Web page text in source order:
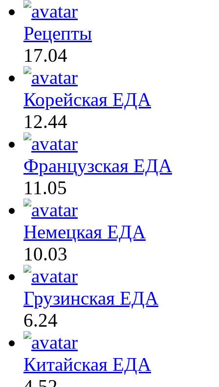
Рецепты
17.04
Корейская ЕДА
12.44
Французская ЕДА
11.05
Немецкая ЕДА
10.03
Грузинская ЕДА
6.24
Китайская ЕДА